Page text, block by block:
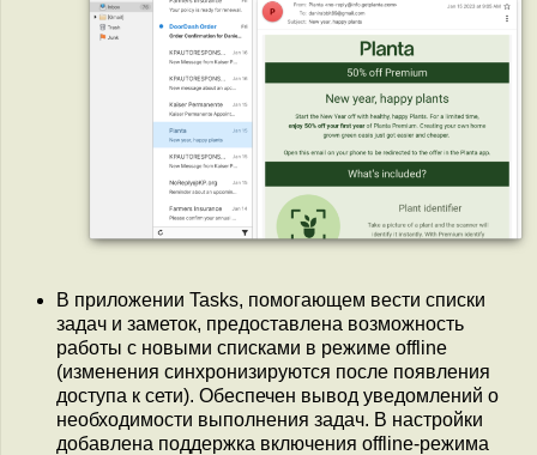
В приложении Tasks, помогающем вести списки
задач и заметок, предоставлена возможность
работы с новыми списками в режиме offline
(изменения синхронизируются после появления
доступа к сети). Обеспечен вывод уведомлений о
необходимости выполнения задач. В настройки
добавлена поддержка включения offline-режима